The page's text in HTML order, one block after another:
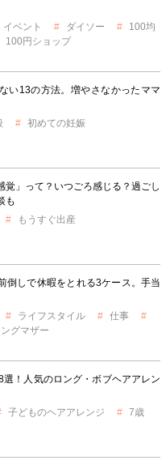
イベント ダイソー
100均
100円ショップ
い13の方法。増やさなかったママ
初めての妊娠
覚」って？いつごろ感じる？過ごし
も
もうすぐ出産
倒しで休暇をとれる3ケース。手当
ライフスタイル
仕事
グマザー
選！人気のロング・ボブヘアアレン
子どものヘアアレンジ 7歳